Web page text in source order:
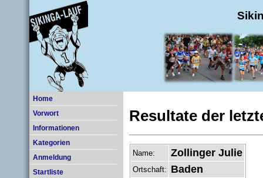
Home
Vorwort
Informationen
Kategorien
Anmeldung
Startliste
Resultate der
Name: Zollinger Julie
Ortschaft: Baden